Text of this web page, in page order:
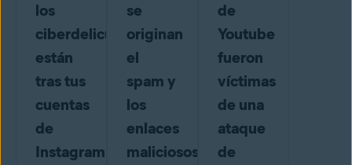
los
ciberdelicuentes
están
tras tus
cuentas
de
Instagram
se
originan
el
spam y
los
enlaces
maliciosos?
de
Youtube
fueron
víctimas
de una
ataque
de